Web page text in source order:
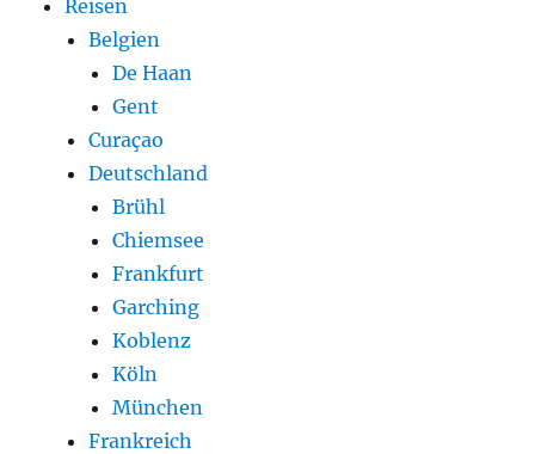
Reisen
Belgien
De Haan
Gent
Curaçao
Deutschland
Brühl
Chiemsee
Frankfurt
Garching
Koblenz
Köln
München
Frankreich